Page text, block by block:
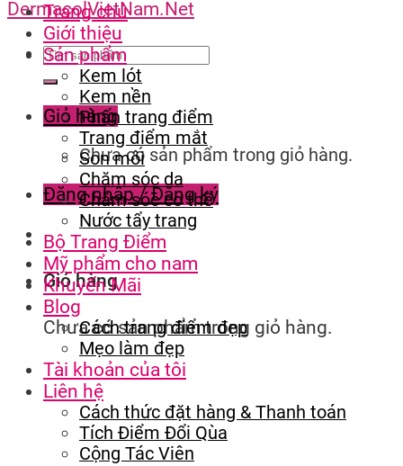
Giỏ hàng
Chưa có sản phẩm trong giỏ hàng.
Đăng nhập / Đăng ký
Giỏ hàng
Chưa có sản phẩm trong giỏ hàng.
Trang chủ
Giới thiệu
Sản phẩm
Kem lót
Kem nền
Phấn trang điểm
Trang điểm mắt
Son môi
Chăm sóc da
Chăm sóc cơ thể
Nước tẩy trang
Bộ Trang Điểm
Mỹ phẩm cho nam
Khuyến Mãi
Blog
Cách trang điểm đẹp
Mẹo làm đẹp
Tài khoản của tôi
Liên hệ
Cách thức đặt hàng & Thanh toán
Tích Điểm Đổi Qùa
Cộng Tác Viên